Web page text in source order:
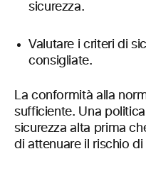
sicurezza.
Valutare i criteri di
consigliate.
La conformità alla
sufficiente. Una
sicurezza alta prima
di attenuare il rischio